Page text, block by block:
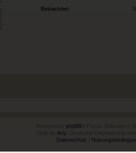
Betrachtet:
phpBB® Forum Software ©
Arty
Datenschutz